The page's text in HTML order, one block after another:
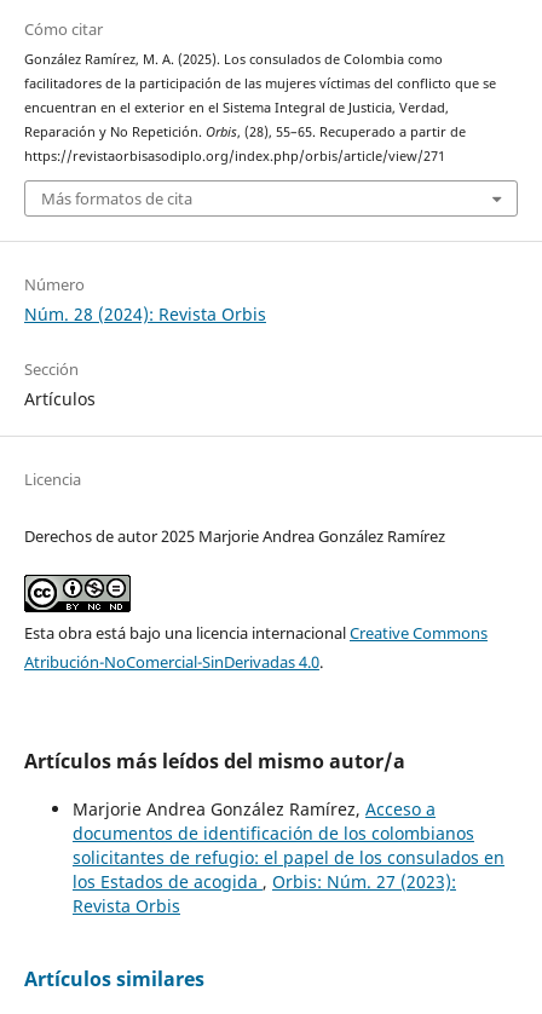
Cómo citar
González Ramírez, M. A. (2025). Los consulados de Colombia como
facilitadores de la participación de las mujeres víctimas del conflicto que se
encuentran en el exterior en el Sistema Integral de Justicia, Verdad,
Reparación y No Repetición. Orbis, (28), 55–65. Recuperado a partir de
https://revistaorbisasodiplo.org/index.php/orbis/article/view/271
Más formatos de cita
Número
Núm. 28 (2024): Revista Orbis
Sección
Artículos
Licencia
Derechos de autor 2025 Marjorie Andrea González Ramírez
Esta obra está bajo una licencia internacionalCreative Commons
Atribución-NoComercial-SinDerivadas 4.0.
Artículos más leídos del mismo autor/a
Marjorie Andrea González Ramírez, Acceso a
documentos de identificación de los colombianos
solicitantes de refugio: el papel de los consulados en
los Estados de acogida , Orbis: Núm. 27 (2023):
Revista Orbis
Artículos similares